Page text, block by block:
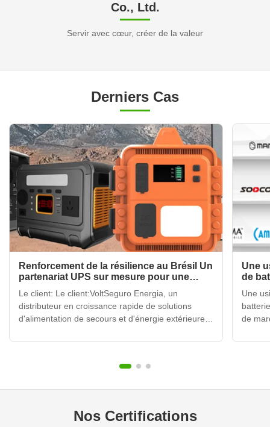
Co., Ltd.
Servir avec cœur, créer de la valeur
Derniers Cas
Renforcement de la résilience au Brésil Un
partenariat UPS sur mesure pour une
Le client: Le client:VoltSeguro Energia, un
distributeur en croissance rapide de solutions
d'alimentation de secours et d'énergie extérieure
marché brésilien dynamique présente des défis
Une
de
Une
de
Nos Certifications